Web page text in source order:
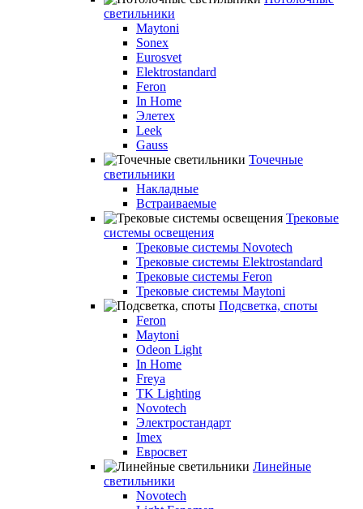
светильники
Maytoni
Sonex
Eurosvet
Elektrostandard
Feron
In Home
Элетех
Leek
Gauss
Точечные
светильники
Накладные
Встраиваемые
Трековые
системы освещения
Трековые системы Novotech
Трековые системы Elektrostandard
Трековые системы Feron
Трековые системы Maytoni
Подсветка, споты
Feron
Maytoni
Odeon Light
In Home
Freya
TK Lighting
Novotech
Электростандарт
Imex
Евросвет
Линейные
светильники
Novotech